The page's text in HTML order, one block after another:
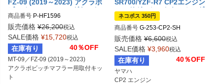
FZ-09 (2019～2023) アクラポ
ビッチ フィッティングキット
商品番号 P-HF1596
販売価格 ¥26,200税込
SALE価格 ¥15,720税込
在庫有り 40％OFF
MT-09／FZ-09 (2019～2023)
アクラポビッチマフラー用取付キッ
ト
SR700/YZF-R7 CP2エンジン
ヘッドガスケットキーホルダー
デイスアグリー(DisagrEE)
ネコポス 350円
商品番号 G-253-CP2-SH
販売価格 ¥6,600税込
SALE価格 ¥3,960税込
在庫有り 40％OFF
ヤマハ
CP2 エンジン